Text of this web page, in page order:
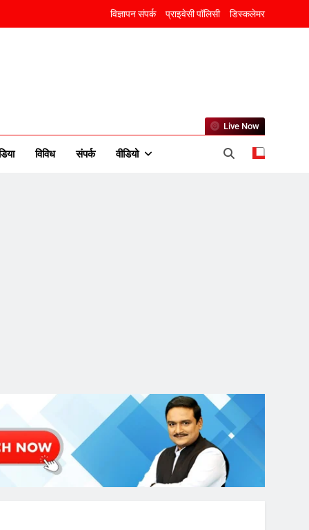
विज्ञापन संपर्क प्राइवेसी पॉलिसी डिस्कलेमर
विविध संपर्क वीडियो
Live Now
राम की नगरी अयोध्या में आने वाले
भक्तों का स्वागत करेगा लक्ष्मण द्वार
अमर शहीद ठाकुर रोशन सिंह के
नाम पर स्वरूप रानी नेहरू
चिकित्सालय का नामकरण करने
की मांग को लेकर
अनिश्चितकालीन धरना शुरू
3
289 एकड़ भूमि पर विकसित होगा